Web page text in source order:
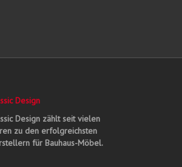
Design
Design zählt seit vielen
zu den erfolgreichsten
für Bauhaus-Möbel.